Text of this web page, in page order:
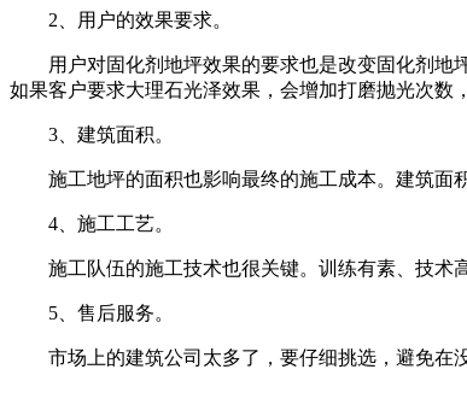
2、用户的效果要求。
用户对固化剂地坪效果的要求也是改变固化剂地
如果客户要求大理石光泽效果，会增加打磨抛光次数
3、建筑面积。
施工地坪的面积也影响最终的施工成本。建筑面
4、施工工艺。
施工队伍的施工技术也很关键。训练有素、技术
5、售后服务。
市场上的建筑公司太多了，要仔细挑选，避免在